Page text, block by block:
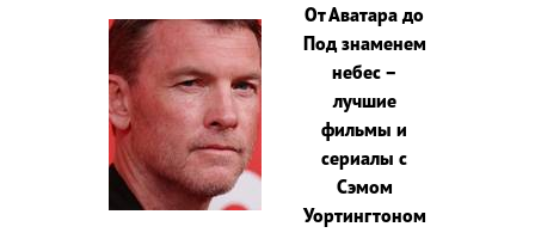
От Аватара до
Под знаменем
небес –
лучшие
фильмы и
сериалы с
Сэмом
Уортингтоном